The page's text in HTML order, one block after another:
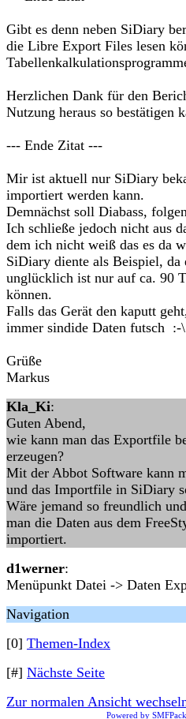
Gibt es denn neben SiDiary
die Libre Export Files lesen
Herzlichen Dank für den
Nutzung heraus so bestätigen
--- Ende Zitat ---
Mir ist aktuell nur SiDiary
importiert werden kann.
Demnächst soll Diabass,
Ich schließe jedoch nicht aus
dem ich nicht weiß das es da
SiDiary diente als Beispiel, da
unglücklich ist nur auf ca. 90
können.
Falls das Gerät den kaputt
immer sindide Daten futsch :-\
Grüße
Markus
Kla_Ki:
Guten Abend,
wie kann man das Exportfile
erzeugen?
Mit der Abbot Software kann
und das Importfile in SiDiary
Wäre jemand so freundlich
man die Daten aus dem
importiert.
d1werner:
Menüpunkt Datei -> Daten
Navigation
[0] Themen-Index
[#] Nächste Seite
Zur normalen Ansicht
Powered by